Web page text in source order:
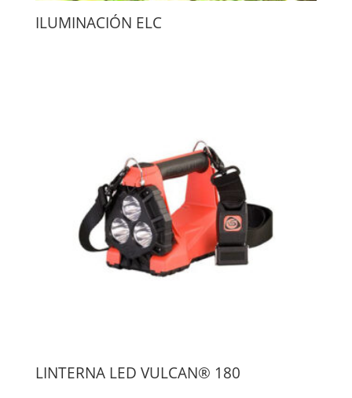
ILUMINACIÓN ELC
LINTERNA LED VULCAN® 180